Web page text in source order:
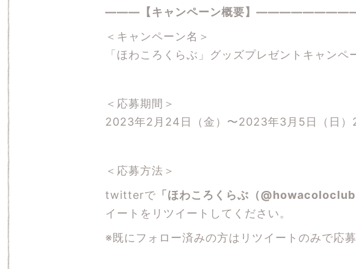
―――【キャンペーン概要】
＜キャンペーン名＞
「ほわころくらぶ」グッズプレゼントキャンペ
＜応募期間＞
2023年2月24日（金）〜2023年3月5日（日
＜応募方法＞
twitterで 「ほわころくらぶ（@howacoloclub
イートをリツイートしてください。
※既にフォロー済みの方はリツイートのみで応募